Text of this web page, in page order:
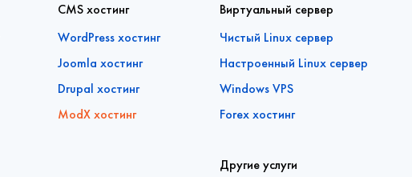
CMS хостинг
WordPress хостинг
Joomla хостинг
Drupal хостинг
ModX хостинг
Виртуальный сервер
Чистый Linux сервер
Настроенный Linux сервер
Windows VPS
Forex хостинг
Другие услуги